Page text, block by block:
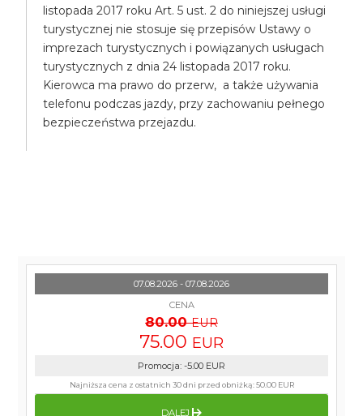
listopada 2017 roku Art. 5 ust. 2 do niniejszej usługi
turystycznej nie stosuje się przepisów Ustawy o
imprezach turystycznych i powiązanych usługach
turystycznych z dnia 24 listopada 2017 roku.
Kierowca ma prawo do przerw, a także używania
telefonu podczas jazdy, przy zachowaniu pełnego
bezpieczeństwa przejazdu.
07.08.2026 - 07.08.2026
CENA
80.00 EUR
75.00 EUR
Promocja: -5.00 EUR
Najniższa cena z ostatnich 30 dni przed obniżką:50.00 EUR
DALEJ